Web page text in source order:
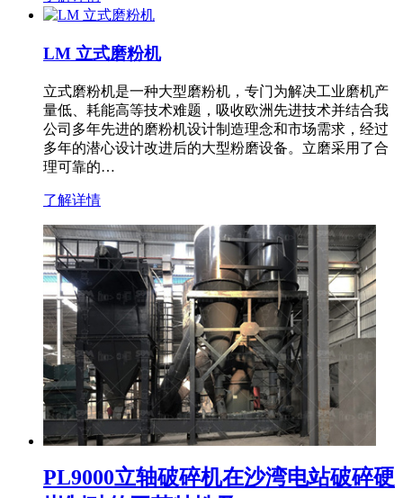
LM 立式磨粉机
立式磨粉机是一种大型磨粉机，专门为解决工业磨机产
量低、耗能高等技术难题，吸收欧洲先进技术并结合我
公司多年先进的磨粉机设计制造理念和市场需求，经过
多年的潜心设计改进后的大型粉磨设备。立磨采用了合
理可靠的…
了解详情
PL9000立轴破碎机在沙湾电站破碎硬